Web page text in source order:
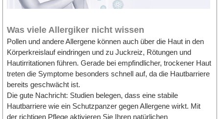
Was viele Allergiker nicht wissen
Pollen und andere Allergene können auch über die Haut in den
Körperkreislauf eindringen und zu Juckreiz, Rötungen und
Hautirritationen führen. Gerade bei empfindlicher, trockener Haut
treten die Symptome besonders schnell auf, da die Hautbarriere
bereits geschwächt ist.
Die gute Nachricht: Studien belegen, dass eine stabile
Hautbarriere wie ein Schutzpanzer gegen Allergene wirkt. Mit
der richtigen Pflege aktivieren Sie Ihren natürlichen